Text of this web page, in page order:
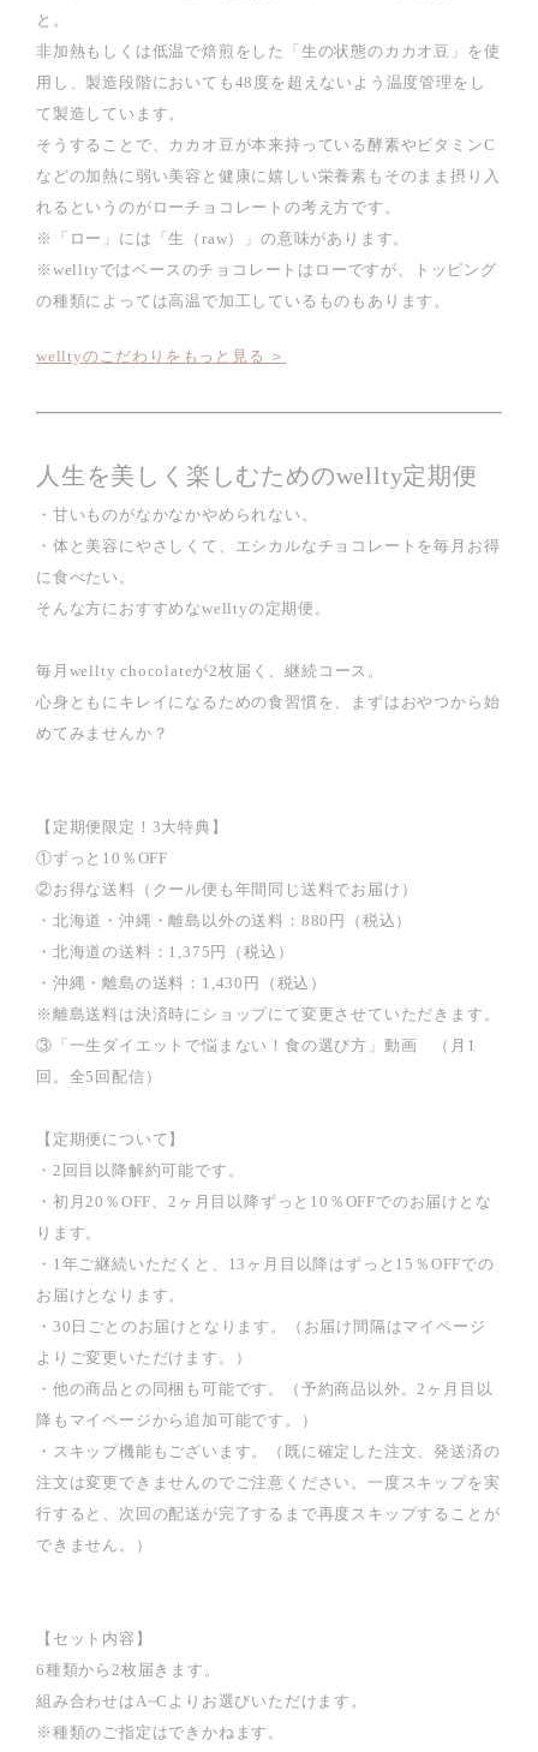
と。
非加熱もしくは低温で焙煎をした「生の状態のカカオ豆」を使
用し、製造段階においても48度を超えないよう温度管理をし
て製造しています。
そうすることで、カカオ豆が本来持っている酵素やビタミンC
などの加熱に弱い美容と健康に嬉しい栄養素もそのまま摂り入
れるというのがローチョコレートの考え方です。
※「ロー」には「生（raw）」の意味があります。
※welltyではベースのチョコレートはローですが、トッピング
の種類によっては高温で加工しているものもあります。
welltyのこだわりをもっと見る ＞
人生を美しく楽しむためのwellty定期便
・甘いものがなかなかやめられない。
・体と美容にやさしくて、エシカルなチョコレートを毎月お得
に食べたい。
そんな方におすすめなwelltyの定期便。
毎月wellty chocolateが2枚届く、継続コース。
心身ともにキレイになるための食習慣を、まずはおやつから始
めてみませんか？
【定期便限定！3大特典】
①ずっと10％OFF
②お得な送料（クール便も年間同じ送料でお届け）
・北海道・沖縄・離島以外の送料：880円（税込）
・北海道の送料：1,375円（税込）
・沖縄・離島の送料：1,430円（税込）
※離島送料は決済時にショップにて変更させていただきます。
③「一生ダイエットで悩まない！食の選び方」動画 （月1
回。全5回配信）
【定期便について】
・2回目以降解約可能です。
・初月20％OFF、2ヶ月目以降ずっと10％OFFでのお届けとな
ります。
・1年ご継続いただくと、13ヶ月目以降はずっと15％OFFでの
お届けとなります。
・30日ごとのお届けとなります。（お届け間隔はマイページ
よりご変更いただけます。）
・他の商品との同梱も可能です。（予約商品以外。2ヶ月目以
降もマイページから追加可能です。）
・スキップ機能もございます。（既に確定した注文、発送済の
注文は変更できませんのでご注意ください。一度スキップを実
行すると、次回の配送が完了するまで再度スキップすることが
できません。）
【セット内容】
6種類から2枚届きます。
組み合わせはA~Cよりお選びいただけます。
※種類のご指定はできかねます。